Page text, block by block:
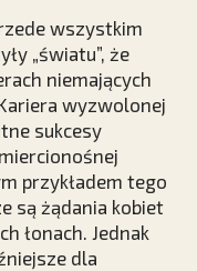
wszystkim
„światu”, że
niemających
wyzwolonej
sukcesy
przykładem tego
są żądania kobiet
łonach. Jednak
dla